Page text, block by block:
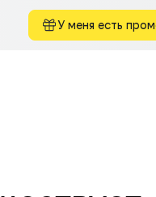
У меня есть